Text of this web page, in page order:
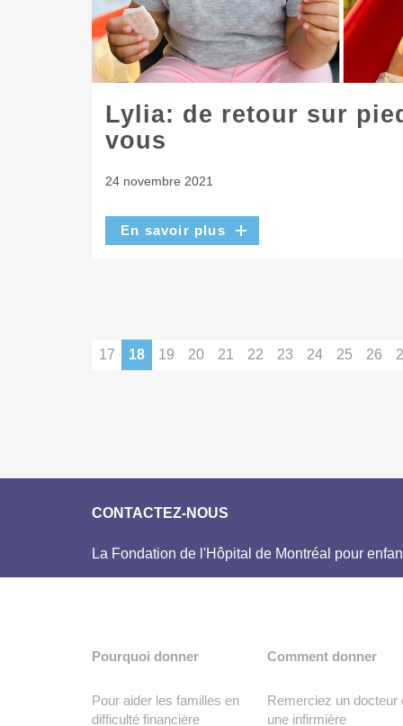
Lylia: de retour sur
vous
24 novembre 2021
En savoir plus
17 18 19 20 21 22 23 24 25 26
CONTACTEZ-NOUS
La Fondation de l'Hôpital de Montréal pour
Pourquoi donner
Pour aider les familles en
difficulté financière
Comment donner
Remerciez un docteur
une infirmière